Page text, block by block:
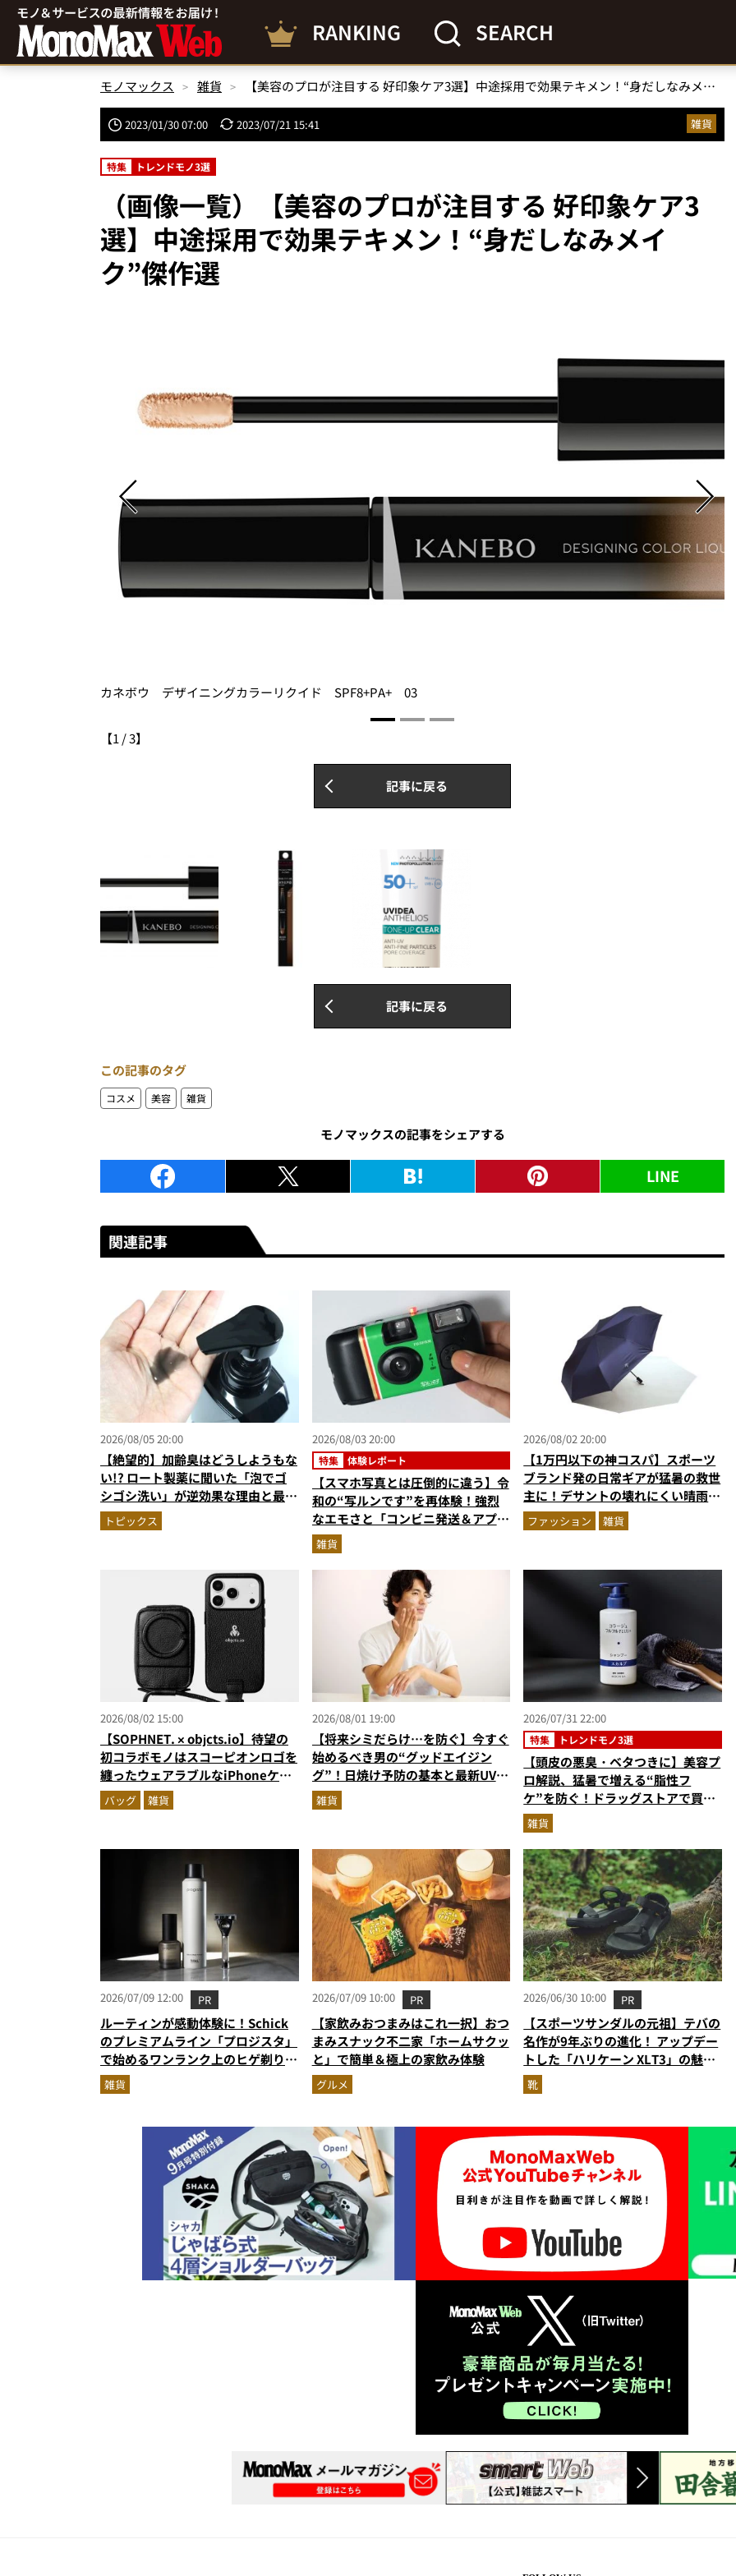
RANKING SEARCH
モノマックス 雑貨 【美容のプロが注目する 好印象ケア3選】中途採用で効果テキメン！“身だしなみメイク”傑作選
2023/01/30 07:00 2023/07/21 15:41 雑貨
特集 トレンドモノ3選
（画像一覧）【美容のプロが注目する 好印象ケア3
選】中途採用で効果テキメン！“身だしなみメイ
ク”傑作選
カネボウ デザイニングカラーリクイド SPF8+PA+ 03
【1 /3】
記事に戻る
記事に戻る
この記事のタグ
コスメ 美容 雑貨
モノマックスの記事をシェアする
LINE
関連記事
2026/08/05 20:00
【絶望的】加齢臭はどうしようもな
い!? ロート製薬に聞いた「泡でゴ
シゴシ洗い」が逆効果な理由と最強
のニオイ対策
トピックス
2026/08/03 20:00
特集 体験レポート
【スマホ写真とは圧倒的に違う】令
和の“写ルンです”を再体験！強烈
なエモさと「コンビニ発送＆アプリ
受け取り」が唯一無二で楽しすぎた
雑貨
2026/08/02 20:00
【1万円以下の神コスパ】スポーツ
ブランド発の日常ギアが猛暑の救世
主に！デサントの壊れにくい晴雨兼
用傘ほかを徹底解説
ファッション 雑貨
2026/08/02 15:00
【SOPHNET. × objcts.io】待望の
初コラボモノはスコーピオンロゴを
纏ったウェアラブルなiPhoneケー
ス！
バッグ 雑貨
2026/08/01 19:00
【将来シミだらけ…を防ぐ】今すぐ
始めるべき男の“グッドエイジン
グ”！日焼け予防の基本と最新UVア
イテムを美容家＆ブランド代表がプ
ロ目線で指南／大人の価値向上研究
雑貨
2026/07/31 22:00
特集 トレンドモノ3選
【頭皮の悪臭・ベタつきに】美容プ
ロ解説、猛暑で増える“脂性フ
ケ”を防ぐ！ドラッグストアで買え
る優秀ヘアケア3選
雑貨
2026/07/09 12:00 PR
ルーティンが感動体験に！Schick
のプレミアムライン「プロジスタ」
で始めるワンランク上のヒゲ剃り習
慣
雑貨
2026/07/09 10:00 PR
【家飲みおつまみはこれ一択】おつ
まみスナック不二家「ホームサクッ
と」で簡単＆極上の家飲み体験
グルメ
2026/06/30 10:00 PR
【スポーツサンダルの元祖】テバの
名作が9年ぶりの進化！ アップデー
トした「ハリケーン XLT3」の魅力
を識者があらゆる角度から徹底解
説！
靴